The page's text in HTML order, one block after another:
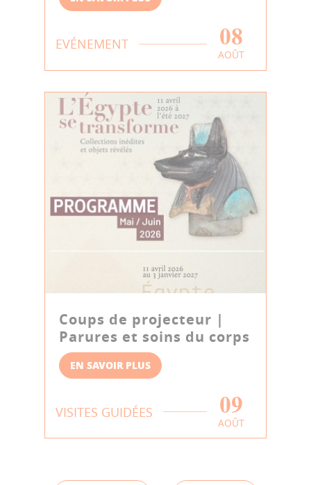
EVÉNEMENT 08
AOÛT
Coups de projecteur |
Parures et soins du corps
EN SAVOIR PLUS
VISITES GUIDÉES 09
AOÛT